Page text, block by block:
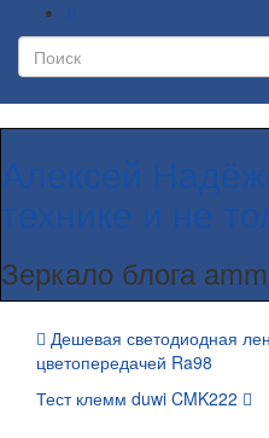
Алексей
технике и не
Зеркало блога
Дешевая светодиодная
цветопередачей Ra98
Тест клемм duwi CMK222